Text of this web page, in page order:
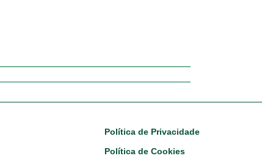
Footer
Política de Privacidade
Política de Cookies